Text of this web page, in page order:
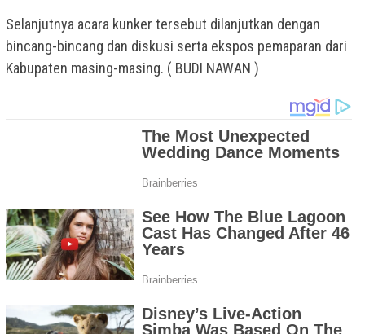
Selanjutnya acara kunker tersebut dilanjutkan dengan
bincang-bincang dan diskusi serta ekspos pemaparan dari
Kabupaten masing-masing. ( BUDI NAWAN )